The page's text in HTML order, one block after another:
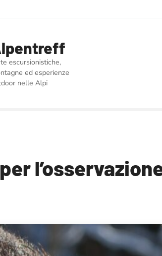
escursionistiche,
ed esperienze
nelle Alpi